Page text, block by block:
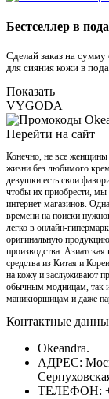
Бестселлер в
Сделай заказ на
для сияния кожи в
Показать
VYGODA
Перейти на сайт
Конечно, не все женщины
жизни без любимого
девушки есть свои
чтобы их приобрести, мы
интернет-магазинов.
времени на поиски
легко в онлайн-
оригинальную продукцию
производства. Азиатская
средства из Китая и
на кожу и заслуживают
обычным модницам, так
маникюрщицам и даже
Контактные
Okeandra.
АДРЕС:
ТЕЛЕФОН: